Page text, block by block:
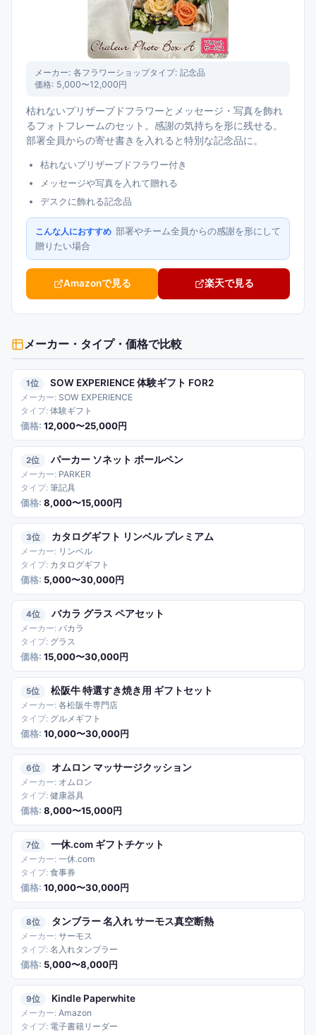
メーカー: 各フラワーショップタイプ: 記念品
価格: 5,000〜12,000円
枯れないプリザーブドフラワーとメッセージ・写真を飾れ
るフォトフレームのセット。感謝の気持ちを形に残せる。
部署全員からの寄せ書きを入れると特別な記念品に。
枯れないプリザーブドフラワー付き
メッセージや写真を入れて贈れる
デスクに飾れる記念品
こんな人におすすめ 部署やチーム全員からの感謝を形にして
贈りたい場合
Amazonで見る 楽天で見る
メーカー・タイプ・価格で比較
1 SOW EXPERIENCE 体験ギフト FOR2
SOW EXPERIENCE
体験ギフト
12,000〜25,000円
2 パーカー ソネット ボールペン
PARKER
筆記具
8,000〜15,000円
3 カタログギフト リンベル プレミアム
リンベル
カタログギフト
5,000〜30,000円
4 バカラ グラス ペアセット
バカラ
グラス
15,000〜30,000円
5 松阪牛 特選すき焼き用 ギフトセット
各松阪牛専門店
グルメギフト
10,000〜30,000円
6 オムロン マッサージクッション
オムロン
健康器具
8,000〜15,000円
7 一休.com ギフトチケット
一休.com
食事券
10,000〜30,000円
8 タンブラー 名入れ サーモス真空断熱
サーモス
名入れタンブラー
5,000〜8,000円
9 Kindle Paperwhite
Amazon
電子書籍リーダー